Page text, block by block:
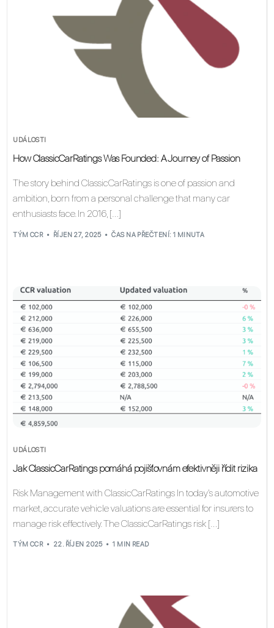
UDÁLOSTI
How ClassicCarRatings Was Founded: A Journey of Passion
The story behind ClassicCarRatings is one of passion and
ambition, born from a personal challenge that many car
enthusiasts face. In 2016, […]
TÝM CCR ŘÍJEN 27, 2025 ČAS NA PŘEČTENÍ: 1 MINUTA
UDÁLOSTI
Jak ClassicCarRatings pomáhá pojišťovnám efektivněji řídit rizika
Risk Management with ClassicCarRatings In today’s automotive
market, accurate vehicle valuations are essential for insurers to
manage risk effectively. The ClassicCarRatings risk […]
TÝM CCR 22. ŘÍJEN 2025 1 MIN READ